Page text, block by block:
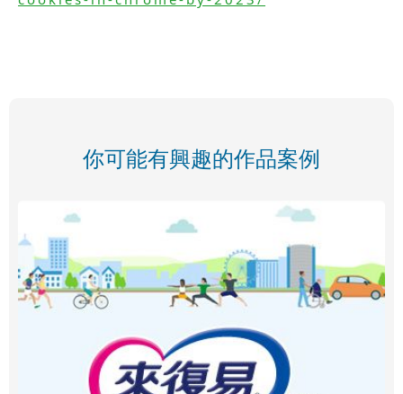
你可能有興趣的作品案例